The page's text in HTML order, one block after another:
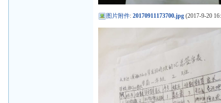
图片附件:20170911173700.jpg (2017-9-20